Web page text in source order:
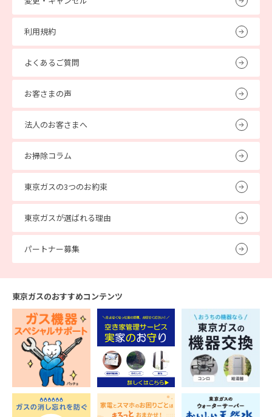
利用規約
よくあるご質問
お客さまの声
法人のお客さまへ
お掃除コラム
東京ガスの3つのお約束
東京ガスが選ばれる理由
パートナー募集
東京ガスのおすすめコンテンツ